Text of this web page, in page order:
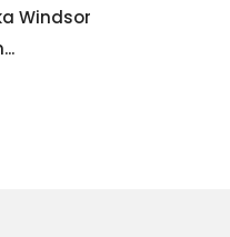
Windsor